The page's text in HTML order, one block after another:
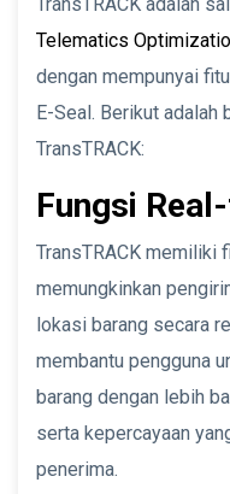
Telematics
dengan mempunyai
E-Seal. Berikut adalah
TransTRACK:
Fungsi
TransTRACK memiliki
memungkinkan
lokasi barang secara
membantu pengguna
barang dengan lebih
serta kepercayaan
penerima.